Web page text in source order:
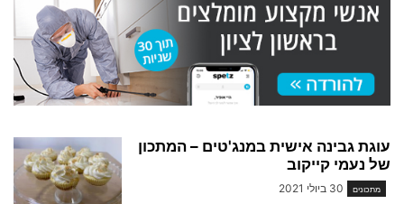
עוגת גבינה אישית במנג'טים – המתכון
של נעמי קייקוב
מתכונים 30 ביולי 2021